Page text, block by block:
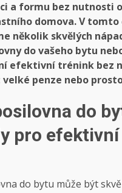
a formu bez nutnosti
domova. V tomto
několik skvělých
do vašeho bytu
efektivní trénink bez
penze nebo
do
pro
do bytu může být